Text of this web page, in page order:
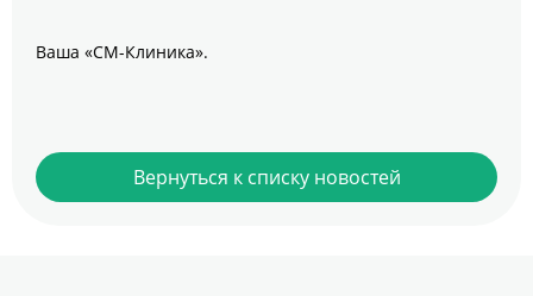
Ваша «СМ-Клиника».
Вернуться к списку новостей